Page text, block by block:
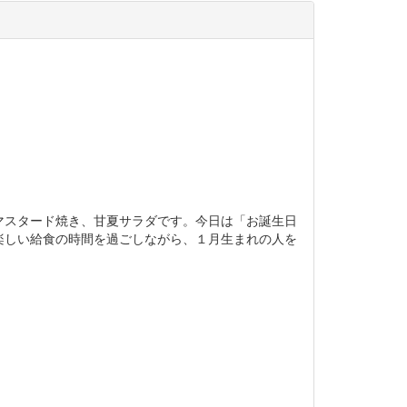
タード焼き、甘夏サラダです。今日は「お誕生日
い給食の時間を過ごしながら、１月生まれの人を